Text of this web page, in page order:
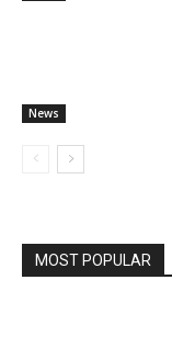
News
MOST POPULAR